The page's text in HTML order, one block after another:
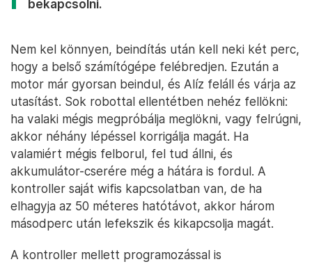
bekapcsolni.
Nem kel könnyen, beindítás után kell neki két perc,
hogy a belső számítógépe felébredjen. Ezután a
motor már gyorsan beindul, és Alíz feláll és várja az
utasítást. Sok robottal ellentétben nehéz fellökni:
ha valaki mégis megpróbálja meglökni, vagy felrúgni,
akkor néhány lépéssel korrigálja magát. Ha
valamiért mégis felborul, fel tud állni, és
akkumulátor-cserére még a hátára is fordul. A
kontroller saját wifis kapcsolatban van, de ha
elhagyja az 50 méteres hatótávot, akkor három
másodperc után lefekszik és kikapcsolja magát.
A kontroller mellett programozással is